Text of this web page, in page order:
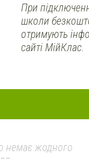
При
школи
отримують
сайті МійКлас.
немає жодного